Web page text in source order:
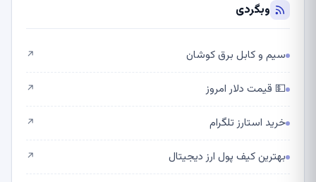
وبگردی
سیم و کابل برق کوشان ↗
💵 قیمت دلار امروز ↗
خرید استارز تلگرام ↗
بهترین کیف پول ارز دیجیتال ↗